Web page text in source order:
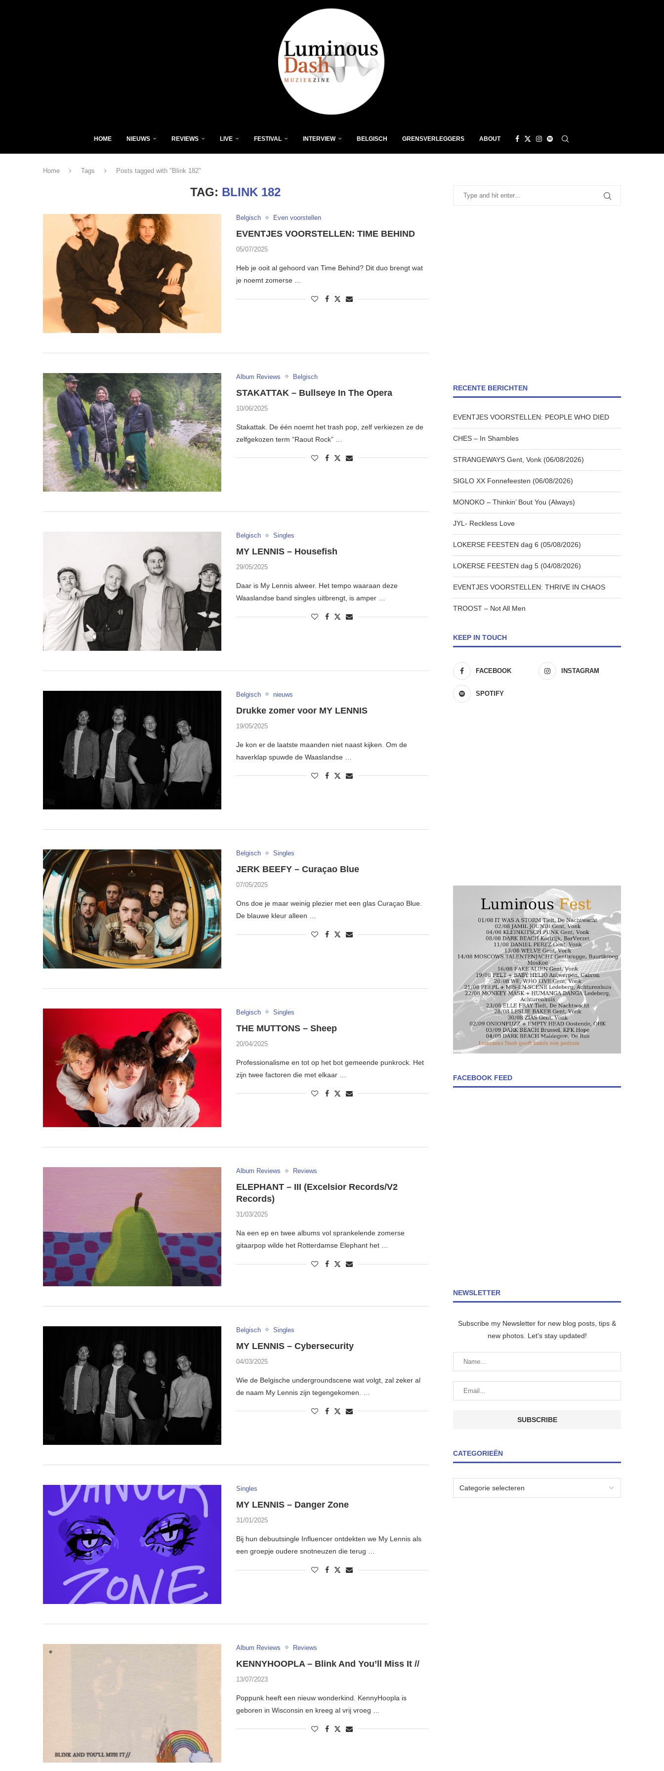
HOME NIEUWS REVIEWS LIVE FESTIVAL INTERVIEW BELGISCH GRENSVERLEGGERS ABOUT
Home Tags Posts tagged with "Blink 182"
TAG: BLINK 182
Belgisch Even voorstellen
EVENTJES VOORSTELLEN: TIME BEHIND
05/07/2025
Heb je ooit al gehoord van Time Behind? Dit duo brengt wat
je noemt zomerse …
Album Reviews Belgisch
STAKATTAK – Bullseye In The Opera
10/06/2025
Stakattak. De één noemt het trash pop, zelf verkiezen ze de
zelfgekozen term “Raout Rock” …
Belgisch Singles
MY LENNIS – Housefish
29/05/2025
Daar is My Lennis alweer. Het tempo waaraan deze
Waaslandse band singles uitbrengt, is amper …
Belgisch nieuws
Drukke zomer voor MY LENNIS
19/05/2025
Je kon er de laatste maanden niet naast kijken. Om de
haverklap spuwde de Waaslandse …
Belgisch Singles
JERK BEEFY – Curaçao Blue
07/05/2025
Ons doe je maar weinig plezier met een glas Curaçao Blue.
De blauwe kleur alleen …
Belgisch Singles
THE MUTTONS – Sheep
20/04/2025
Professionalisme en tot op het bot gemeende punkrock. Het
zijn twee factoren die met elkaar …
Album Reviews Reviews
ELEPHANT – III (Excelsior Records/V2
Records)
31/03/2025
Na een ep en twee albums vol sprankelende zomerse
gitaarpop wilde het Rotterdamse Elephant het …
Belgisch Singles
MY LENNIS – Cybersecurity
04/03/2025
Wie de Belgische undergroundscene wat volgt, zal zeker al
de naam My Lennis zijn tegengekomen. …
Singles
MY LENNIS – Danger Zone
31/01/2025
Bij hun debuutsingle Influencer ontdekten we My Lennis als
een groepje oudere snotneuzen die terug …
Album Reviews Reviews
KENNYHOOPLA – Blink And You’ll Miss It //
13/07/2023
Poppunk heeft een nieuw wonderkind. KennyHoopla is
geboren in Wisconsin en kreeg al vrij vroeg …
RECENTE BERICHTEN
EVENTJES VOORSTELLEN: PEOPLE WHO DIED
CHES – In Shambles
STRANGEWAYS Gent, Vonk (06/08/2026)
SIGLO XX Fonnefeesten (06/08/2026)
MONOKO – Thinkin’ Bout You (Always)
JYL- Reckless Love
LOKERSE FEESTEN dag 6 (05/08/2026)
LOKERSE FEESTEN dag 5 (04/08/2026)
EVENTJES VOORSTELLEN: THRIVE IN CHAOS
TROOST – Not All Men
KEEP IN TOUCH
FACEBOOK INSTAGRAM
SPOTIFY
FACEBOOK FEED
NEWSLETTER
Subscribe my Newsletter for new blog posts, tips &
new photos. Let's stay updated!
CATEGORIEËN